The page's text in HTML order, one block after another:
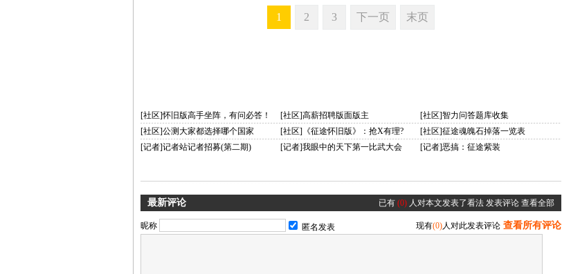
1 2 3 下一页 末页
[社区]怀旧版高手坐阵，有问必答！ [社区]高薪招聘版面版主
[社区]智力问答题库收集
[社区]公测大家都选择哪个国家
[社区]《征途怀旧版》：抢X有理?
[社区]征途魂魄石掉落一览表
[记者]记者站记者招募(第二期)
[记者]我眼中的天下第一比武大会 [记者]恶搞：征途紫装
最新评论 已有 (0) 人对本文发表了看法 发表评论 查看全部
昵称 匿名发表 现有(0)人对此发表评论 查看所有评论